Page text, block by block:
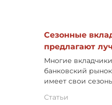
Сезонные
предлагают
Многие
банковский
имеет свои
Статьи